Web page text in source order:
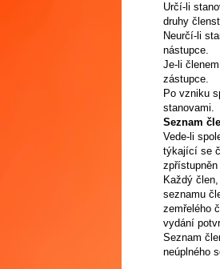
Určí-li
druhy
Neurčí-li
nástupce.
Je-li
zástupce.
Po vzniku
stanovami.
Seznam
Vede-li
týkající se
zpřístupněn
Každý
seznamu
zemřelého
vydání
Seznam
neúplného